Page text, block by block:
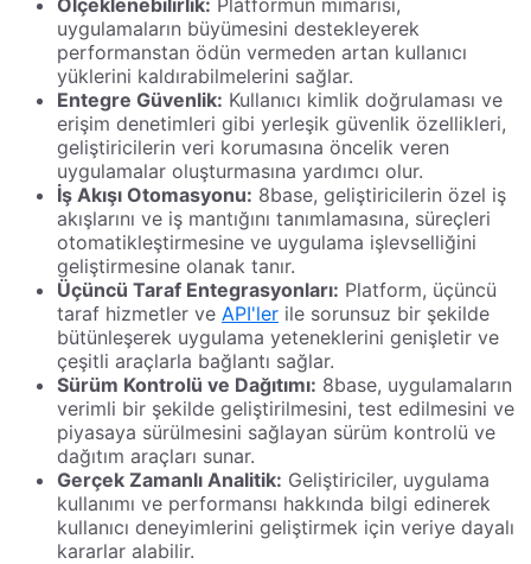
uygulamaların büyümesini destekleyerek
performanstan ödün vermeden artan kullanıcı
yüklerini kaldırabilmelerini sağlar.
Entegre Güvenlik: Kullanıcı kimlik doğrulaması ve
erişim denetimleri gibi yerleşik güvenlik özellikleri,
geliştiricilerin veri korumasına öncelik veren
uygulamalar oluşturmasına yardımcı olur.
İş Akışı Otomasyonu: 8base, geliştiricilerin özel iş
akışlarını ve iş mantığını tanımlamasına, süreçleri
otomatikleştirmesine ve uygulama işlevselliğini
geliştirmesine olanak tanır.
Üçüncü Taraf Entegrasyonları: Platform, üçüncü
taraf hizmetler ve API'ler ile sorunsuz bir şekilde
bütünleşerek uygulama yeteneklerini genişletir ve
çeşitli araçlarla bağlantı sağlar.
Sürüm Kontrolü ve Dağıtımı: 8base, uygulamaların
verimli bir şekilde geliştirilmesini, test edilmesini ve
piyasaya sürülmesini sağlayan sürüm kontrolü ve
dağıtım araçları sunar.
Gerçek Zamanlı Analitik: Geliştiriciler, uygulama
kullanımı ve performansı hakkında bilgi edinerek
kullanıcı deneyimlerini geliştirmek için veriye dayalı
kararlar alabilir.